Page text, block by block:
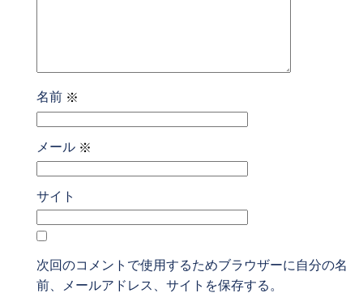
名前 ※
メール ※
サイト
次回のコメントで使用するためブラウザーに自分の名
前、メールアドレス、サイトを保存する。